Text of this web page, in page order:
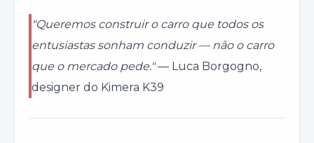
"Queremos construir o carro que todos os
entusiastas sonham conduzir — não o carro
que o mercado pede."— Luca Borgogno,
designer do Kimera K39